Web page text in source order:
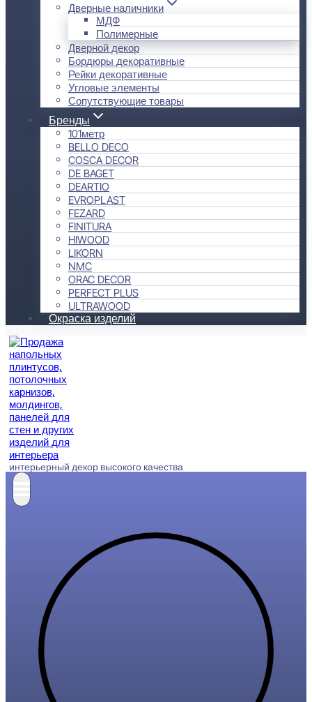
Дверные наличники
МДФ
Полимерные
Дверной декор
Бордюры декоративные
Рейки декоративные
Угловые элементы
Сопутствующие товары
Бренды
101метр
BELLO DECO
COSCA DECOR
DE BAGET
DEARTIO
EVROPLAST
FEZARD
FINITURA
HIWOOD
LIKORN
NMC
ORAC DECOR
PERFECT PLUS
ULTRAWOOD
Окраска изделий
интерьерный декор высокого качества